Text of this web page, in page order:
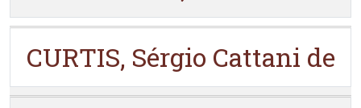
CURTIS, Sérgio Cattani de